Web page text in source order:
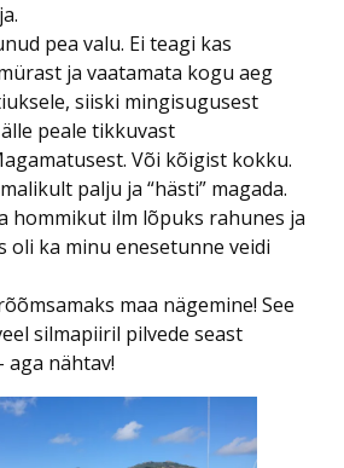
pea valu. Ei teagi kas
ja vaatamata kogu aeg
siiski mingisugusest
peale tikkuvast
Või kõigist kokku.
palju ja “hästi” magada.
hommikut ilm lõpuks rahunes ja
oli ka minu enesetunne veidi
maa nägemine! See
silmapiiril pilvede seast
aga nähtav!